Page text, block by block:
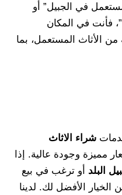
في الجبيل” أو
فأنت في المكان
الأثاث المستعمل، بما
شراء الاثاث
مميزة وجودة عالية. إذا
البلد أو ترغب في بيع
الخيار الأفضل لك. لدينا